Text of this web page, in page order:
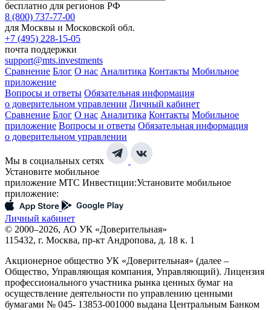
бесплатно для регионов РФ
8 (800) 737-77-00
для Москвы и Московской обл.
+7 (495) 228-15-05
почта поддержки
support@mts.investments
Сравнение Блог О нас Аналитика Контакты Мобильное
приложение
Вопросы и ответы Обязательная информация
о доверительном управлении Личный кабинет
Сравнение Блог О нас Аналитика Контакты Мобильное
приложение Вопросы и ответы Обязательная информация
о доверительном управлении
Мы в социальных сетях
Установите мобильное
приложение МТС Инвестиции:Установите мобильное
приложение:
Личный кабинет
© 2000–2026, АО УК «Доверительная»
115432, г. Москва, пр-кт Андропова, д. 18 к. 1
Акционерное общество УК «Доверительная» (далее –
Общество, Управляющая компания, Управляющий). Лицензия
профессионального участника рынка ценных бумаг на
осуществление деятельности по управлению ценными
бумагами № 045- 13853-001000 выдана Центральным Банком